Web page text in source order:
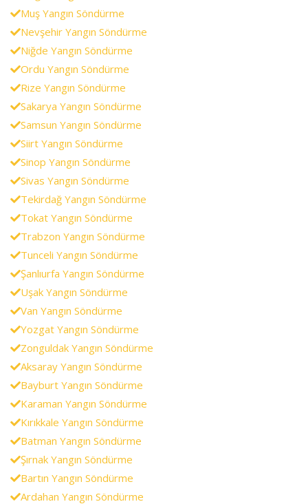
Muş Yangın Söndürme
Nevşehir Yangın Söndürme
Niğde Yangın Söndürme
Ordu Yangın Söndürme
Rize Yangın Söndürme
Sakarya Yangın Söndürme
Samsun Yangın Söndürme
Siirt Yangın Söndürme
Sinop Yangın Söndürme
Sivas Yangın Söndürme
Tekirdağ Yangın Söndürme
Tokat Yangın Söndürme
Trabzon Yangın Söndürme
Tunceli Yangın Söndürme
Şanlıurfa Yangın Söndürme
Uşak Yangın Söndürme
Van Yangın Söndürme
Yozgat Yangın Söndürme
Zonguldak Yangın Söndürme
Aksaray Yangın Söndürme
Bayburt Yangın Söndürme
Karaman Yangın Söndürme
Kırıkkale Yangın Söndürme
Batman Yangın Söndürme
Şırnak Yangın Söndürme
Bartın Yangın Söndürme
Ardahan Yangın Söndürme